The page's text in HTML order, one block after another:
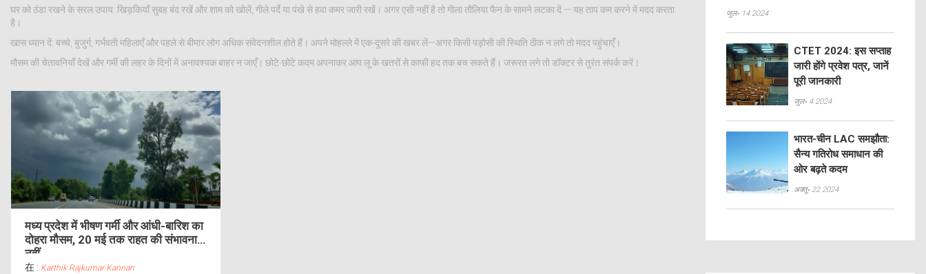
घर को ठंडा रखने के सरल उपाय: खिड़कियाँ सुबह बंद रखें और शाम को खोलें, गीले पर्दे या पंखे से हवा कमर जारी रखें। अगर एसी नहीं है तो गीला तौलिया फैन के सामने लटका दें — यह ताप कम करने में मदद करता
है।
खास ध्यान दें: बच्चे, बुजुर्ग, गर्भवती महिलाएँ और पहले से बीमार लोग अधिक संवेदनशील होते हैं। अपने मोहल्ले में एक-दूसरे की खबर लें—अगर किसी पड़ोसी की स्थिति ठीक न लगे तो मदद पहुंचाएँ।
मौसम की चेतावनियाँ देखें और गर्मी की लहर के दिनों में अनावश्यक बाहर न जाएँ। छोटे-छोटे कदम अपनाकर आप लू के खतरों से काफी हद तक बच सकते हैं। जरूरत लगे तो डॉक्टर से तुरंत संपर्क करें।
मध्य प्रदेश में भीषण गर्मी और आंधी-बारिश का
दोहरा मौसम, 20 मई तक राहत की संभावना
नहीं
在 : Karthik Rajkumar Kannan
जुल॰ 14 2024
CTET 2024: इस सप्ताह
जारी होंगे प्रवेश पत्र, जानें
पूरी जानकारी
जुल॰ 4 2024
भारत-चीन LAC समझौता:
सैन्य गतिरोध समाधान की
ओर बढ़ते कदम
अक्तू॰ 22 2024